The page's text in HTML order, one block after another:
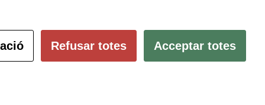
Refusar totes Acceptar totes